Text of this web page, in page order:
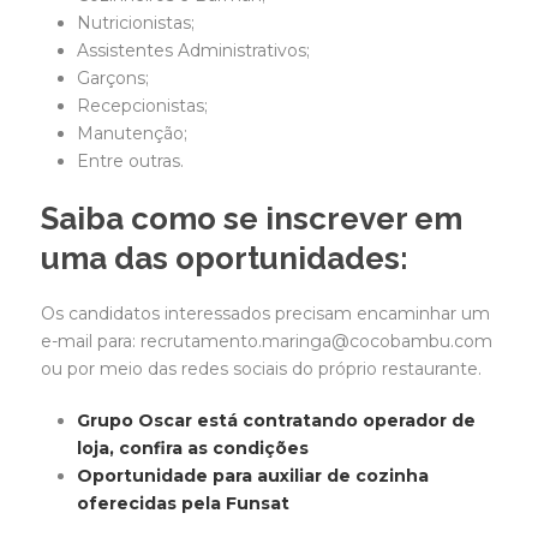
Nutricionistas;
Assistentes Administrativos;
Garçons;
Recepcionistas;
Manutenção;
Entre outras.
Saiba como se inscrever em
uma das oportunidades:
Os candidatos interessados precisam encaminhar um
e-mail para: recrutamento.maringa@cocobambu.com
ou por meio das redes sociais do próprio restaurante.
Grupo Oscar está contratando operador de
loja, confira as condições
Oportunidade para auxiliar de cozinha
oferecidas pela Funsat